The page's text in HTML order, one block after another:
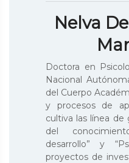
Nelva
Doctora en
Nacional
del Cuerpo
y procesos de
cultiva las línea de
del
desarrollo” y
proyectos de